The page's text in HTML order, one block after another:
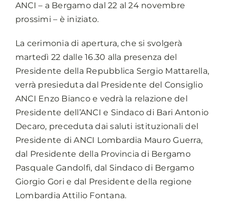
ANCI – a Bergamo dal 22 al 24 novembre
prossimi – è iniziato.
La cerimonia di apertura, che si svolgerà
martedì 22 dalle 16.30 alla presenza del
Presidente della Repubblica Sergio Mattarella,
verrà presieduta dal Presidente del Consiglio
ANCI Enzo Bianco e vedrà la relazione del
Presidente dell’ANCI e Sindaco di Bari Antonio
Decaro, preceduta dai saluti istituzionali del
Presidente di ANCI Lombardia Mauro Guerra,
dal Presidente della Provincia di Bergamo
Pasquale Gandolfi, dal Sindaco di Bergamo
Giorgio Gori e dal Presidente della regione
Lombardia Attilio Fontana.